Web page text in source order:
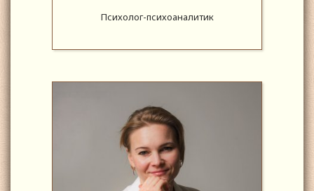
Психолог-психоаналитик